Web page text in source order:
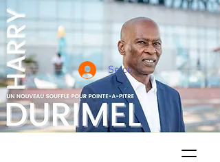
Se connecter